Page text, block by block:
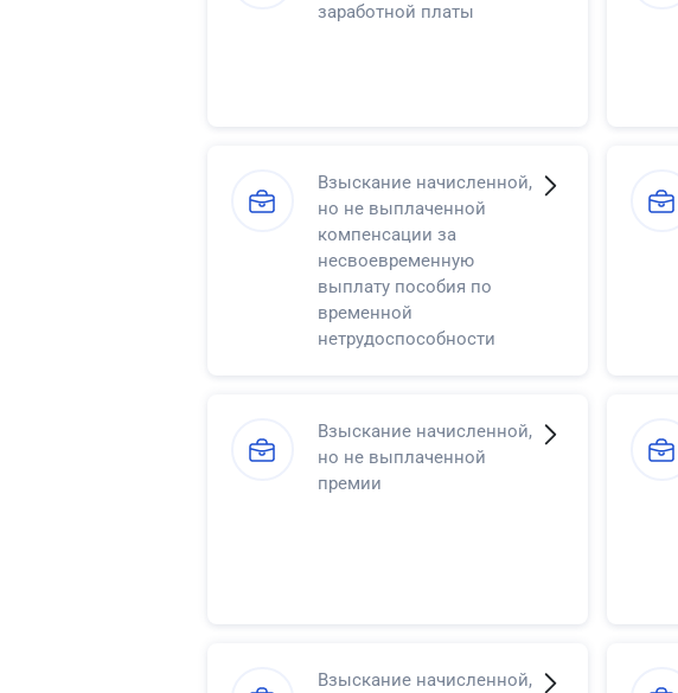
заработной платы
Взыскание начисленной,
но не выплаченной
компенсации за
несвоевременную
выплату пособия по
временной
нетрудоспособности
Взыскание начисленной,
но не выплаченной
премии
Взыскание начисленной,